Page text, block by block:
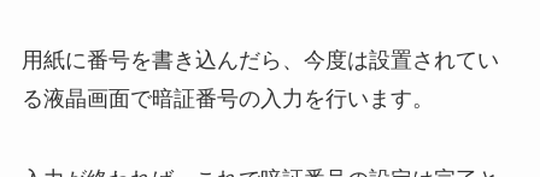
用紙に番号を書き込んだら、今度は設置されてい
る液晶画面で暗証番号の入力を行います。